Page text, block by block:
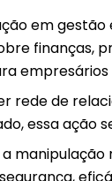
em
finanças,
rede de
essa ação